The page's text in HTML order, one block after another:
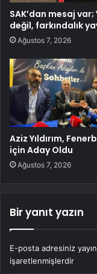
SAK’dan mesaj var;
değil, farkındalık
Ağustos 7, 2026
Aziz Yıldırım,
için Aday Oldu
Ağustos 7, 2026
Bir yanıt yazın
E-posta adresiniz
işaretlenmişlerdir